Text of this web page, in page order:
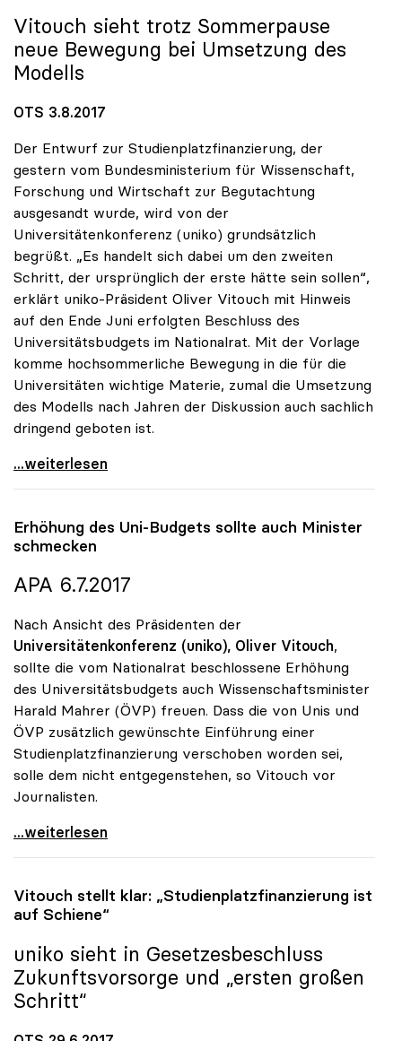
Vitouch sieht trotz Sommerpause
neue Bewegung bei Umsetzung des
Modells
OTS 3.8.2017
Der Entwurf zur Studienplatzfinanzierung, der
gestern vom Bundesministerium für Wissenschaft,
Forschung und Wirtschaft zur Begutachtung
ausgesandt wurde, wird von der
Universitätenkonferenz (uniko) grundsätzlich
begrüßt. „Es handelt sich dabei um den zweiten
Schritt, der ursprünglich der erste hätte sein sollen“,
erklärt uniko-Präsident Oliver Vitouch mit Hinweis
auf den Ende Juni erfolgten Beschluss des
Universitätsbudgets im Nationalrat. Mit der Vorlage
komme hochsommerliche Bewegung in die für die
Universitäten wichtige Materie, zumal die Umsetzung
des Modells nach Jahren der Diskussion auch sachlich
dringend geboten ist.
uniko zu Studienplatzfinanzierung: „Erster Schritt
...weiterlesen
Erhöhung des Uni-Budgets sollte auch Minister
schmecken
APA 6.7.2017
Nach Ansicht des Präsidenten der
Universitätenkonferenz (uniko), Oliver Vitouch,
sollte die vom Nationalrat beschlossene Erhöhung
des Universitätsbudgets auch Wissenschaftsminister
Harald Mahrer (ÖVP) freuen. Dass die von Unis und
ÖVP zusätzlich gewünschte Einführung einer
Studienplatzfinanzierung verschoben worden sei,
solle dem nicht entgegenstehen, so Vitouch vor
Journalisten.
Erhöhung des Uni-Budgets sollte auch Minister
...weiterlesen
Vitouch stellt klar: „Studienplatzfinanzierung ist
auf Schiene“
uniko sieht in Gesetzesbeschluss
Zukunftsvorsorge und „ersten großen
Schritt“